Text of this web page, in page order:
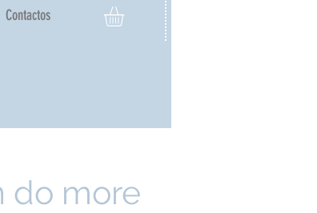
Contactos
do more